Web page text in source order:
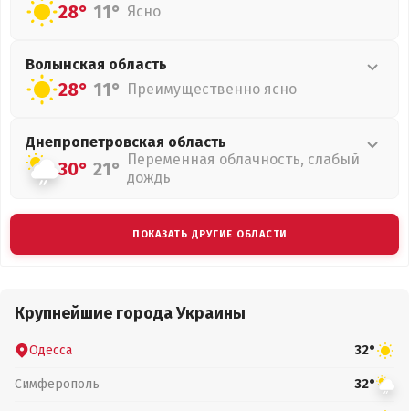
28° 11° Ясно
Волынская область
28° 11° Преимущественно ясно
Днепропетровская область
30° 21° Переменная облачность, слабый
дождь
ПОКАЗАТЬ ДРУГИЕ ОБЛАСТИ
Крупнейшие города Украины
Одесса 32°
Симферополь 32°